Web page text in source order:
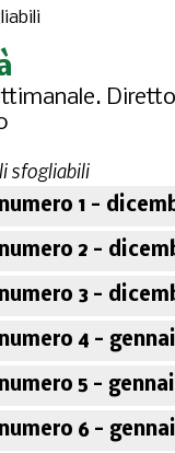
sfogliabili
1 -
2 -
3 -
4 -
5 -
6 -